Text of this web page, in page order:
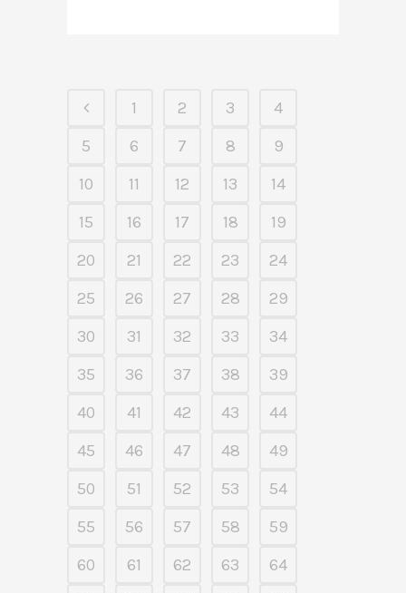
1 2 3
4
5
6 7 8
9
10
11 12 13
14
15
16 17 18
19
20
21 22 23
24
25
26 27 28
29
30
31 32 33
34
35
36 37 38
39
40
41 42 43
44
45
46 47 48
49
50
51 52 53
54
55
56 57 58
59
60
61 62 63
64